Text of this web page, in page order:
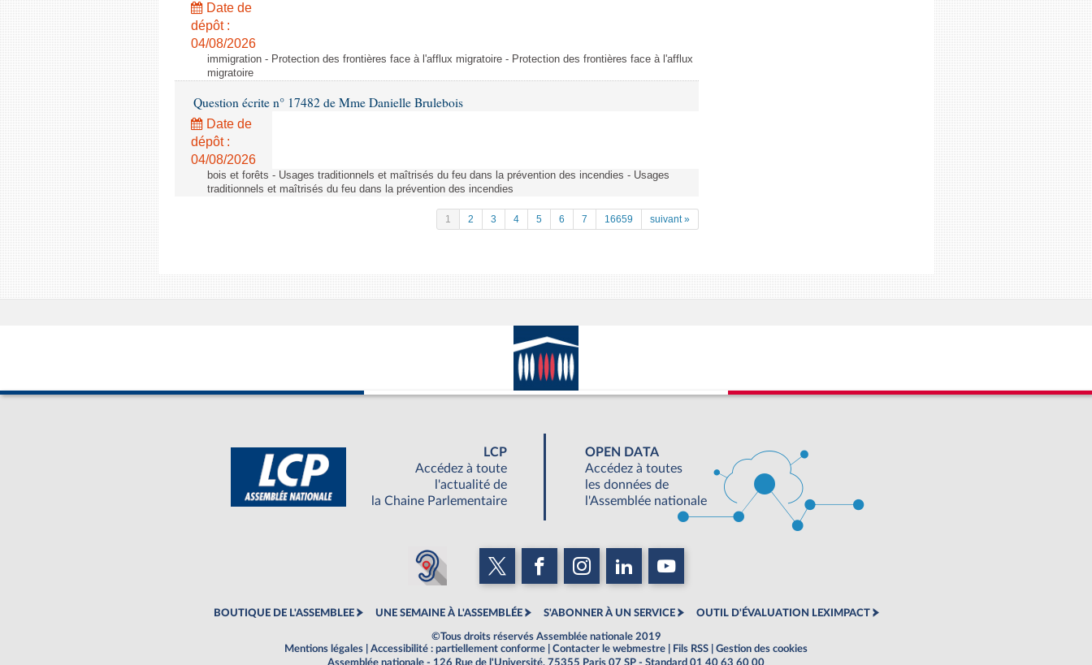
Date de
dépôt :
04/08/2026
immigration - Protection des frontières face à l'afflux migratoire - Protection des frontières face à l'afflux
migratoire
Question écrite n° 17482 de Mme Danielle Brulebois
Date de
dépôt :
04/08/2026
bois et forêts - Usages traditionnels et maîtrisés du feu dans la prévention des incendies - Usages
traditionnels et maîtrisés du feu dans la prévention des incendies
1 2 3 4 5 6 7 16659 suivant »
LCP
Accédez à toute
l'actualité de
la Chaine Parlementaire
OPEN DATA
Accédez à toutes
les données de
l'Assemblée nationale
BOUTIQUE DE L'ASSEMBLEE UNE SEMAINE À L'ASSEMBLÉE S'ABONNER À UN SERVICE OUTIL D'ÉVALUATION LEXIMPACT
©Tous droits réservés Assemblée nationale 2019
Mentions légales
Accessibilité : partiellement conforme Contacter le webmestre Fils RSS
Gestion des cookies
Assemblée nationale - 126 Rue de l'Université, 75355 Paris 07 SP - Standard 01 40 63 60 00